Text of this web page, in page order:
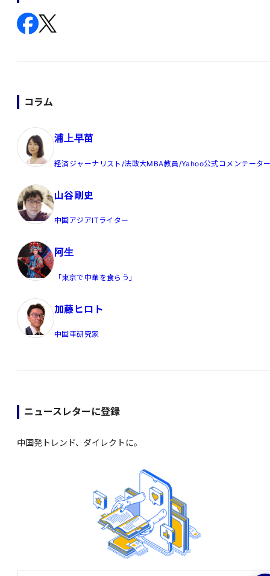
コラム
浦上早苗
経済ジャーナリスト/法政大MBA教員/Yahoo公式コメンテータ
山谷剛史
中国アジアITライター
阿生
「東京で中華を食らう」
加藤ヒロト
中国車研究家
ニュースレターに登録
中国発トレンド、ダイレクトに。